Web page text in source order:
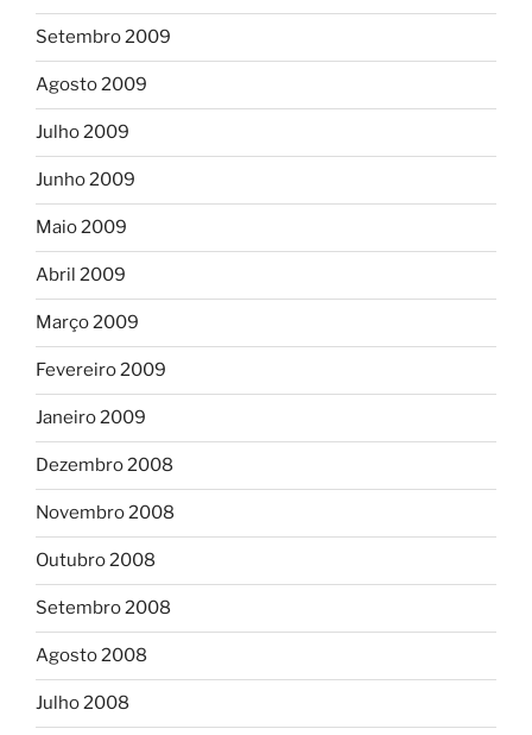
Setembro 2009
Agosto 2009
Julho 2009
Junho 2009
Maio 2009
Abril 2009
Março 2009
Fevereiro 2009
Janeiro 2009
Dezembro 2008
Novembro 2008
Outubro 2008
Setembro 2008
Agosto 2008
Julho 2008